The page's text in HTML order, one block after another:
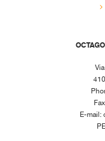
E-mail: